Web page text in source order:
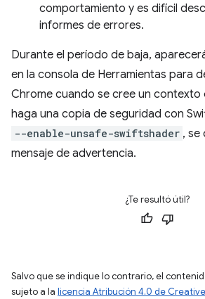
comportamiento y es difícil
informes de errores.
Durante el período de baja,
en la consola de Herramientas para
Chrome cuando se cree un contexto
haga una copia de seguridad con
--enable-unsafe-swiftshader , se
mensaje de advertencia.
¿Te resultó útil?
Salvo que se indique lo contrario, el
sujeto a la licencia Atribución 4.0 de